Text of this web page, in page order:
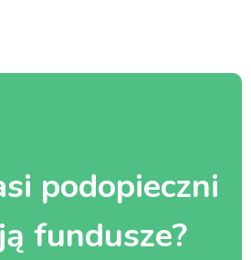
podopieczni
fundusze?